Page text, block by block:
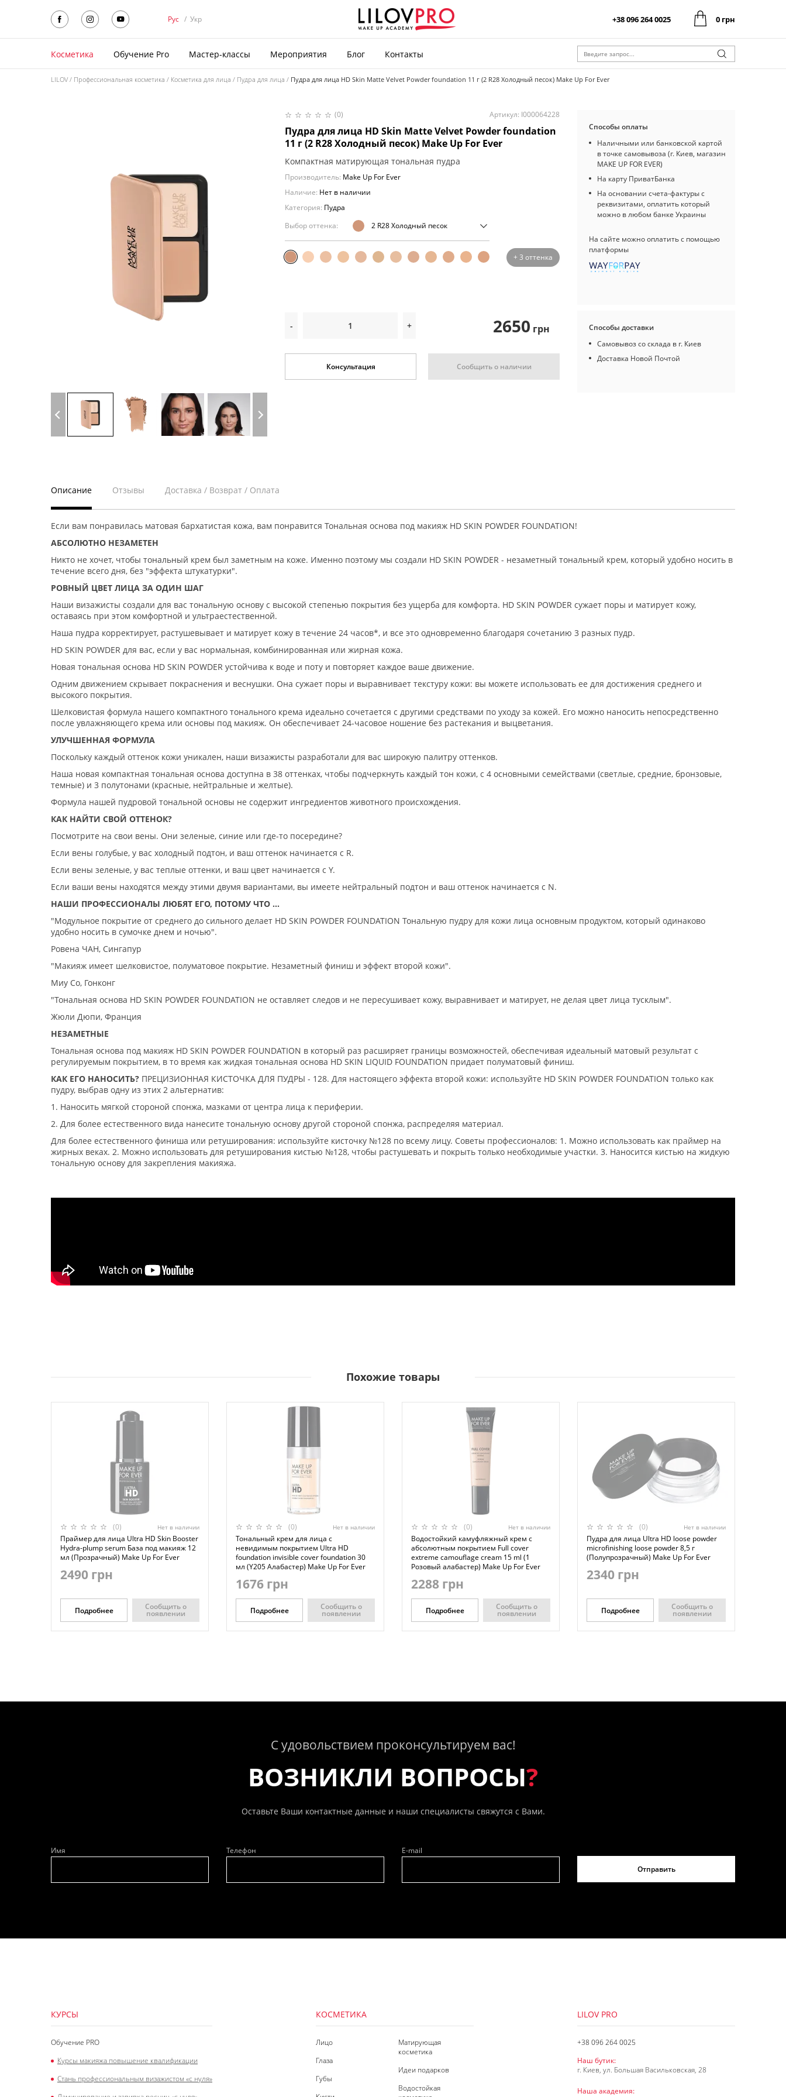
Рус / Укр +38 096 264 0025 0 грн
Итого: 0 грн
Косметика Обучение Pro Мастер-классы Мероприятия Блог Контакты
LILOV Профессиональная косметика Косметика для лица Пудра для лица Пудра для лица HD Skin Matte Velvet Powder foundation 11 г (2 R28 Холодный песок) Make Up For Ever
(0) Артикул: I000064228
Пудра для лица HD Skin Matte Velvet Powder foundation
11 г (2 R28 Холодный песок) Make Up For Ever
Компактная матирующая тональная пудра
Производитель: Make Up For Ever
Наличие: Нет в наличии
Категория: Пудра
- + 2650 грн
Консультация Сообщить о наличии
Выбор оттенка: 2 R28 Холодный песок
+ 3 оттенка
Способы оплаты
Наличными или банковской картой
в точке самовывоза (г. Киев, магазин
MAKE UP FOR EVER)
На карту ПриватБанка
На основании счета-фактуры с
реквизитами, оплатить который
можно в любом банке Украины
На сайте можно оплатить с помощью
платформы
Способы доставки
Самовывоз со склада в г. Киев
Доставка Новой Почтой
Описание Отзывы Доставка / Возврат / Оплата
Если вам понравилась матовая бархатистая кожа, вам понравится Тональная основа под макияж HD SKIN POWDER FOUNDATION!
АБСОЛЮТНО НЕЗАМЕТЕН
Никто не хочет, чтобы тональный крем был заметным на коже. Именно поэтому мы создали HD SKIN POWDER - незаметный тональный крем, который удобно носить в
течение всего дня, без "эффекта штукатурки".
РОВНЫЙ ЦВЕТ ЛИЦА ЗА ОДИН ШАГ
Наши визажисты создали для вас тональную основу с высокой степенью покрытия без ущерба для комфорта. HD SKIN POWDER сужает поры и матирует кожу,
оставаясь при этом комфортной и ультраестественной.
Наша пудра корректирует, растушевывает и матирует кожу в течение 24 часов*, и все это одновременно благодаря сочетанию 3 разных пудр.
HD SKIN POWDER для вас, если у вас нормальная, комбинированная или жирная кожа.
Новая тональная основа HD SKIN POWDER устойчива к воде и поту и повторяет каждое ваше движение.
Одним движением скрывает покраснения и веснушки. Она сужает поры и выравнивает текстуру кожи: вы можете использовать ее для достижения среднего и
высокого покрытия.
Шелковистая формула нашего компактного тонального крема идеально сочетается с другими средствами по уходу за кожей. Его можно наносить непосредственно
после увлажняющего крема или основы под макияж. Он обеспечивает 24-часовое ношение без растекания и выцветания.
УЛУЧШЕННАЯ ФОРМУЛА
Поскольку каждый оттенок кожи уникален, наши визажисты разработали для вас широкую палитру оттенков.
Наша новая компактная тональная основа доступна в 38 оттенках, чтобы подчеркнуть каждый тон кожи, с 4 основными семействами (светлые, средние, бронзовые,
темные) и 3 полутонами (красные, нейтральные и желтые).
Формула нашей пудровой тональной основы не содержит ингредиентов животного происхождения.
КАК НАЙТИ СВОЙ ОТТЕНОК?
Посмотрите на свои вены. Они зеленые, синие или где-то посередине?
Если вены голубые, у вас холодный подтон, и ваш оттенок начинается с R.
Если вены зеленые, у вас теплые оттенки, и ваш цвет начинается с Y.
Если ваши вены находятся между этими двумя вариантами, вы имеете нейтральный подтон и ваш оттенок начинается с N.
НАШИ ПРОФЕССИОНАЛЫ ЛЮБЯТ ЕГО, ПОТОМУ ЧТО ...
"Модульное покрытие от среднего до сильного делает HD SKIN POWDER FOUNDATION Тональную пудру для кожи лица основным продуктом, который одинаково
удобно носить в сумочке днем и ночью".
Ровена ЧАН, Сингапур
"Макияж имеет шелковистое, полуматовое покрытие. Незаметный финиш и эффект второй кожи".
Миу Со, Гонконг
"Тональная основа HD SKIN POWDER FOUNDATION не оставляет следов и не пересушивает кожу, выравнивает и матирует, не делая цвет лица тусклым".
Жюли Дюпи, Франция
НЕЗАМЕТНЫЕ
Тональная основа под макияж HD SKIN POWDER FOUNDATION в который раз расширяет границы возможностей, обеспечивая идеальный матовый результат с
регулируемым покрытием, в то время как жидкая тональная основа HD SKIN LIQUID FOUNDATION придает полуматовый финиш.
КАК ЕГО НАНОСИТЬ? ПРЕЦИЗИОННАЯ КИСТОЧКА ДЛЯ ПУДРЫ - 128. Для настоящего эффекта второй кожи: используйте HD SKIN POWDER FOUNDATION только как
пудру, выбрав одну из этих 2 альтернатив:
1. Наносить мягкой стороной спонжа, мазками от центра лица к периферии.
2. Для более естественного вида нанесите тональную основу другой стороной спонжа, распределяя материал.
Для более естественного финиша или ретуширования: используйте кисточку №128 по всему лицу. Советы профессионалов: 1. Можно использовать как праймер на
жирных веках. 2. Можно использовать для ретуширования кистью №128, чтобы растушевать и покрыть только необходимые участки. 3. Наносится кистью на жидкую
тональную основу для закрепления макияжа.
Похожие товары
(0) Нет в наличии
Праймер для лица Ultra HD Skin Booster
Hydra-plump serum База под макияж 12
мл (Прозрачный) Make Up For Ever
2490 грн
Подробнее Сообщить о
появлении
(0) Нет в наличии
Тональный крем для лица с
невидимым покрытием Ultra HD
foundation invisible cover foundation 30
мл (Y205 Алабастер) Make Up For Ever
1676 грн
Подробнее Сообщить о
появлении
(0) Нет в наличии
Водостойкий камуфляжный крем с
абсолютным покрытием Full cover
extreme camouflage cream 15 ml (1
Розовый алабастер) Make Up For Ever
2288 грн
Подробнее Сообщить о
появлении
(0) Нет в наличии
Пудра для лица Ultra HD loose powder
microfinishing loose powder 8,5 г
(Полупрозрачный) Make Up For Ever
2340 грн
Подробнее Сообщить о
появлении
С удовольствием проконсультируем вас!
ВОЗНИКЛИ ВОПРОСЫ?
Оставьте Ваши контактные данные и наши специалисты свяжутся с Вами.
Имя Телефон
E-mail
Отправить
КУРСЫ
Обучение PRO
Курсы макияжа повышение квалификации
Стань профессиональным визажистом «с нуля»
КОСМЕТИКА
Лицо
Глаза
Губы
Матирующая
косметика
Идеи подарков
Водостойкая
LILOV PRO
+38 096 264 0025
Наш бутик:
г. Киев, ул. Большая Васильковская, 28
Наша академия: